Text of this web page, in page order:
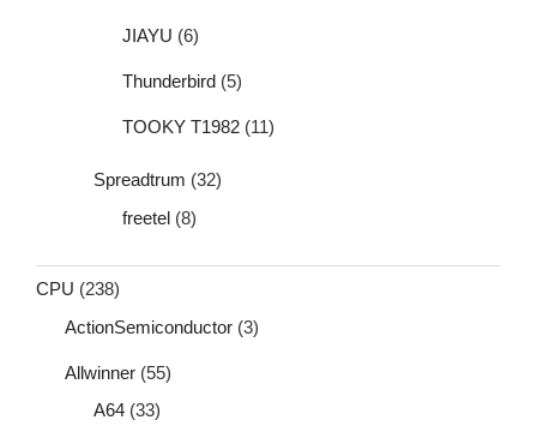
JIAYU (6)
Thunderbird (5)
TOOKY T1982 (11)
Spreadtrum (32)
freetel (8)
CPU (238)
ActionSemiconductor (3)
Allwinner (55)
A64 (33)